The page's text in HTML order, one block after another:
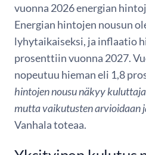
vuonna 2026 energian
Energian hintojen nousun
lyhytaikaiseksi, ja inflaatio
prosenttiin vuonna 2027.
nopeutuu hieman eli 1,8
hintojen nousu näkyy
mutta vaikutusten arvioidaan
Vanhala toteaa.